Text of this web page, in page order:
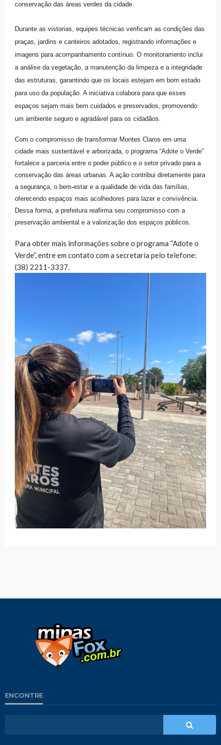
conservação das áreas verdes da cidade.
Durante as vistorias, equipes técnicas verificam as condições das
praças, jardins e canteiros adotados, registrando informações e
imagens para acompanhamento contínuo. O monitoramento inclui
a análise da vegetação, a manutenção da limpeza e a integridade
das estruturas, garantindo que os locais estejam em bom estado
para uso da população. A iniciativa colabora para que esses
espaços sejam mais bem cuidados e preservados, promovendo
um ambiente seguro e agradável para os cidadãos.
Com o compromisso de transformar Montes Claros em uma
cidade mais sustentável e arborizada, o programa “Adote o Verde”
fortalece a parceria entre o poder público e o setor privado para a
conservação das áreas urbanas. A ação contribui diretamente para
a segurança, o bem-estar e a qualidade de vida das famílias,
oferecendo espaços mais acolhedores para lazer e convivência.
Dessa forma, a prefeitura reafirma seu compromisso com a
preservação ambiental e a valorização dos espaços públicos.
Para obter mais informações sobre o programa “Adote o
Verde”, entre em contato com a secretaria pelo telefone:
(38) 2211-3337.
ENCONTRE